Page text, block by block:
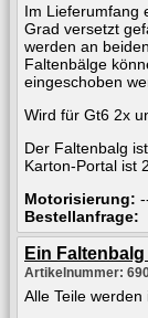
Im Lieferumfang
Grad versetzt
werden an
Faltenbälge
eingeschoben
Wird für Gt6 2x
Der Faltenbalg
Karton-Portal ist
Motorisierung:
Bestellanfrage:
Ein
Artikelnummer:
Alle Teile